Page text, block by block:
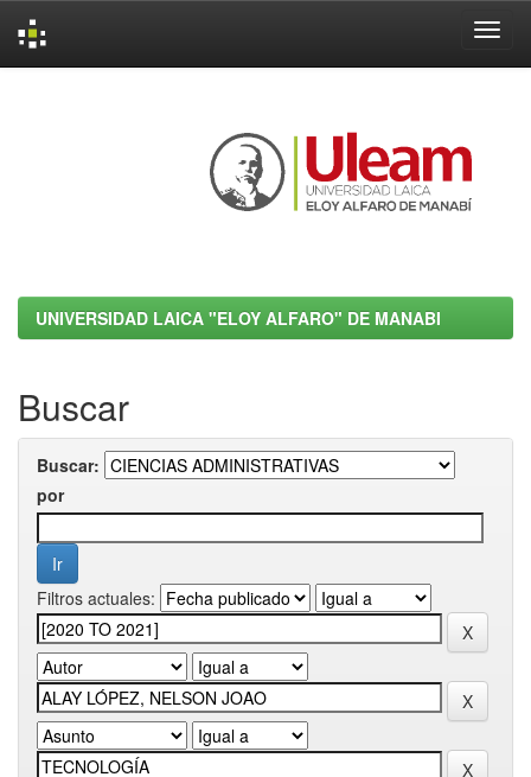
UNIVERSIDAD LAICA "ELOY ALFARO" DE MANABI
Buscar
Buscar:
por
Filtros actuales: